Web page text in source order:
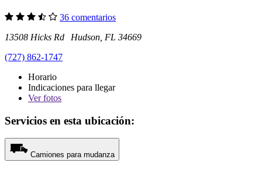
36 comentarios
13508 Hicks Rd Hudson, FL 34669
(727) 862-1747
Horario
Indicaciones para llegar
Verfotos
Servicios en esta ubicación:
Camiones para mudanza